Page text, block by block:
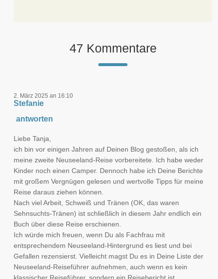
47 Kommentare
2. März 2025 an 16:10
Stefanie
antworten
Liebe Tanja,
ich bin vor einigen Jahren auf Deinen Blog gestoßen, als ich
meine zweite Neuseeland-Reise vorbereitete. Ich habe weder
Kinder noch einen Camper. Dennoch habe ich Deine Berichte
mit großem Vergnügen gelesen und wertvolle Tipps für meine
Reise daraus ziehen können.
Nach viel Arbeit, Schweiß und Tränen (OK, das waren
Sehnsuchts-Tränen) ist schließlich in diesem Jahr endlich ein
Buch über diese Reise erschienen.
Ich würde mich freuen, wenn Du als Fachfrau mit
entsprechendem Neuseeland-Hintergrund es liest und bei
Gefallen rezensierst. Vielleicht magst Du es in Deine Liste der
Neuseeland-Reiseführer aufnehmen, auch wenn es kein